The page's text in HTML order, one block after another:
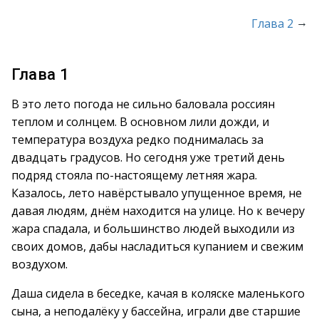
Глава 2 →
Глава 1
В это лето погода не сильно баловала россиян
теплом и солнцем. В основном лили дожди, и
температура воздуха редко поднималась за
двадцать градусов. Но сегодня уже третий день
подряд стояла по-настоящему летняя жара.
Казалось, лето навёрстывало упущенное время, не
давая людям, днём находится на улице. Но к вечеру
жара спадала, и большинство людей выходили из
своих домов, дабы насладиться купанием и свежим
воздухом.
Даша сидела в беседке, качая в коляске маленького
сына, а неподалёку у бассейна, играли две старшие